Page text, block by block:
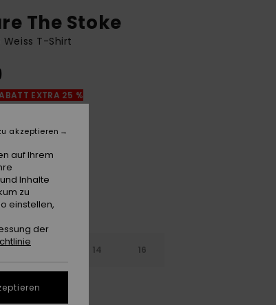
The Stoke
Weiss T-Shirt
EXTRA 25 %
10 14 16
ansehen
auf Ihrem
Inhalte
zu
einstellen,
der
akzeptieren